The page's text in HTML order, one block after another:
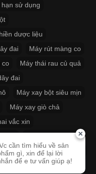
hạn sử dụng
dược liệu
đai
Máy rút màng co
co
Máy thái rau củ quả
đai
Máy xay bột siêu mịn
Máy xay giò chả
vắc xin
Máy ép miệng túi
Máy đóng thùng carton
c cần tìm hiểu về sản
gì, xin để lại lời
để e tư vấn giúp ạ!